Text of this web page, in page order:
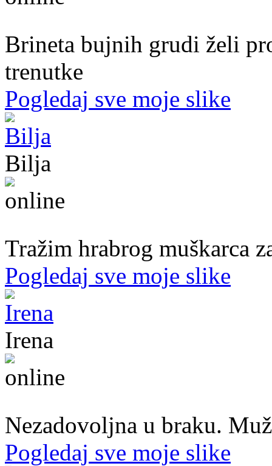
Brineta bujnih grudi želi
trenutke
Pogledaj sve moje slike
Bilja
Tražim hrabrog muškarca
Pogledaj sve moje slike
Irena
Nezadovoljna u braku.
Pogledaj sve moje slike